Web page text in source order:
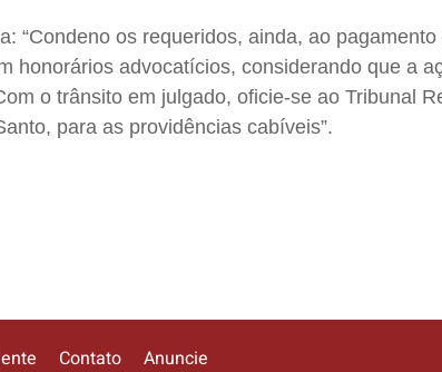
“Condeno os requeridos, ainda, ao
honorários advocatícios, considerando que a
o trânsito em julgado, oficie-se ao Tribunal
para as providências cabíveis”.
Contato Anuncie